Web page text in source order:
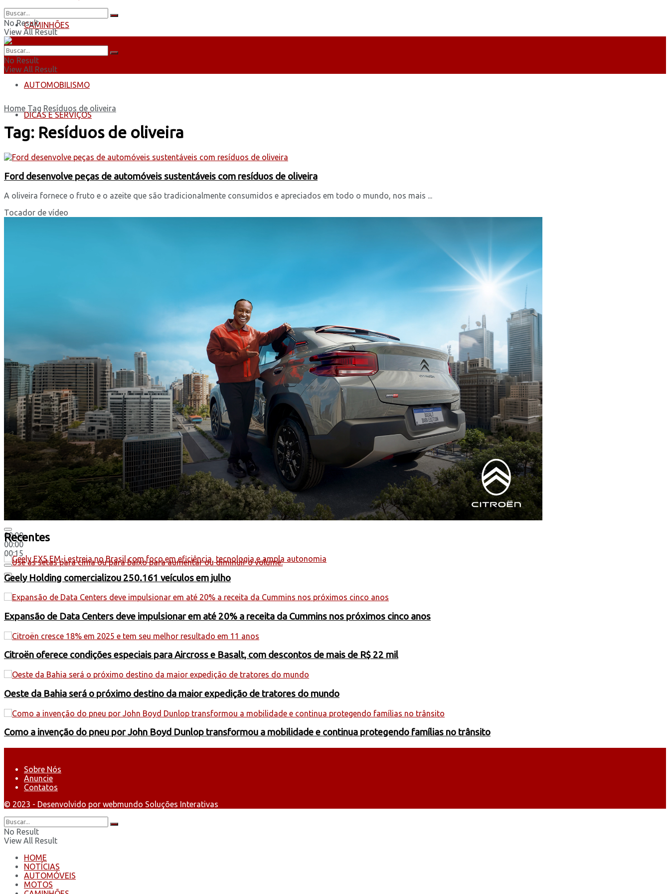
CAMINHÕES
ÔNIBUS
AUTOMOBILISMO
DICAS E SERVIÇOS
No Result
View All Result
No Result
View All Result
Home Tag Resíduos de oliveira
Tag: Resíduos de oliveira
Ford desenvolve peças de automóveis sustentáveis com resíduos de oliveira
A oliveira fornece o fruto e o azeite que são tradicionalmente consumidos e apreciados em todo o mundo, nos mais ...
Tocador de vídeo
00:00
00:00
00:15
Use as setas para cima ou para baixo para aumentar ou diminuir o volume.
Recentes
Geely Holding comercializou 250.161 veículos em julho
Expansão de Data Centers deve impulsionar em até 20% a receita da Cummins nos próximos cinco anos
Citroën oferece condições especiais para Aircross e Basalt, com descontos de mais de R$ 22 mil
Oeste da Bahia será o próximo destino da maior expedição de tratores do mundo
Como a invenção do pneu por John Boyd Dunlop transformou a mobilidade e continua protegendo famílias no trânsito
Sobre Nós
Anuncie
Contatos
© 2023 - Desenvolvido por webmundo Soluções Interativas
No Result
View All Result
HOME
NOTÍCIAS
AUTOMÓVEIS
MOTOS